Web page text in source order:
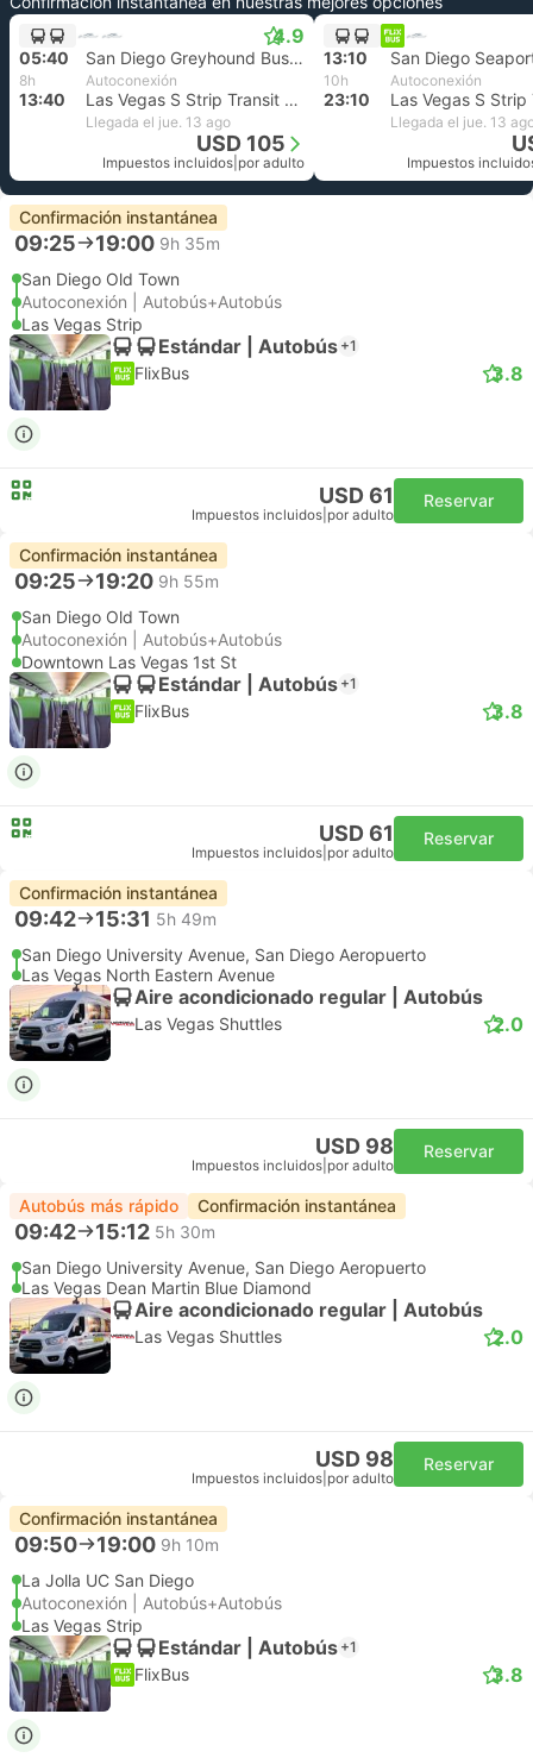
4.9
05:40 San Diego Greyhound Bus Stop, San Diego Aeropuerto
8h Autoconexión
13:40 Las Vegas S Strip Transit Terminal
Llegada el jue. 13 ago
USD 105
Impuestos incluidos por adulto
13:10 San Diego
10h Autoconexión
23:10
Llegada el jue. 13
Impuestos
Confirmación instantánea
09:25 19:00 9h 35m
San Diego Old Town
Autoconexión | Autobús+Autobús
Las Vegas Strip
Estándar | Autobús +1
FlixBus 3.8
USD 61
Impuestos incluidos por adulto
Reservar
Confirmación instantánea
09:25 19:20 9h 55m
San Diego Old Town
Autoconexión | Autobús+Autobús
Downtown Las Vegas 1st St
Estándar | Autobús +1
FlixBus 3.8
USD 61
Impuestos incluidos por adulto
Reservar
Confirmación instantánea
09:42 15:31 5h 49m
San Diego University Avenue, San Diego Aeropuerto
Las Vegas North Eastern Avenue
Aire acondicionado regular | Autobús
Las Vegas Shuttles 2.0
USD 98
Impuestos incluidos por adulto
Reservar
Autobús más rápido Confirmación instantánea
09:42 15:12 5h 30m
San Diego University Avenue, San Diego Aeropuerto
Las Vegas Dean Martin Blue Diamond
Aire acondicionado regular | Autobús
Las Vegas Shuttles 2.0
USD 98
Impuestos incluidos por adulto
Reservar
Confirmación instantánea
09:50 19:00 9h 10m
La Jolla UC San Diego
Autoconexión | Autobús+Autobús
Las Vegas Strip
Estándar | Autobús +1
FlixBus 3.8